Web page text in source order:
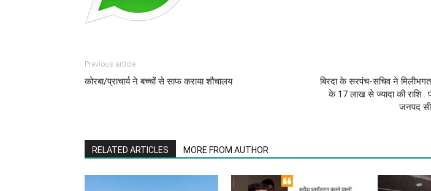
Previous article
कोरबा/प्राचार्य ने बच्चों से साफ कराया शौचालय
बिरदा के सरपंच-सचिव ने
के 17 लाख से ज्यादा की
जनपद
RELATED ARTICLES MORE FROM AUTHOR